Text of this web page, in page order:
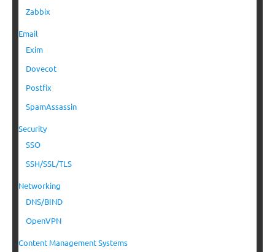
Zabbix
Email
Exim
Dovecot
Postfix
SpamAssassin
Security
SSO
SSH/SSL/TLS
Networking
DNS/BIND
OpenVPN
Content Management Systems